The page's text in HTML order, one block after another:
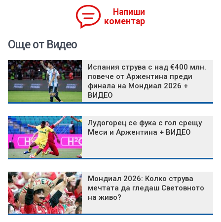
Напиши
коментар
Още от Видео
Испания струва с над €400 млн.
повече от Аржентина преди
финала на Мондиал 2026 +
ВИДЕО
Лудогорец се фука с гол срещу
Меси и Аржентина + ВИДЕО
Мондиал 2026: Колко струва
мечтата да гледаш Световното
на живо?